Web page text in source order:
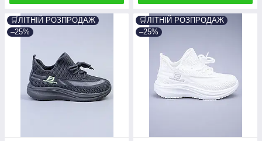
🛒ЛІТНІЙ РОЗПРОДАЖ
–25%
🛒ЛІТНІЙ РОЗПРОДАЖ
–25%